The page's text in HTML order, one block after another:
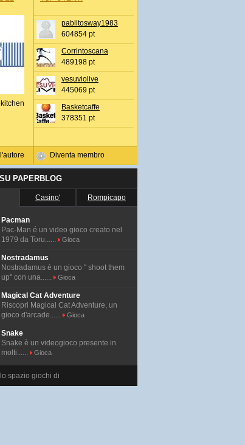
pablitosway1983
604854 pt
Corrintoscana
489198 pt
vesuviolive
445069 pt
Basketcaffe
378351 pt
Diventa membro
SU PAPERBLOG
Casino' Rompicapo
Pacman
Pac-Man é un video gioco creato nel
1979 da Toru......
Gioca
Nostradamus
Nostradamus è un gioco " shoot them
up" con una......
Gioca
Magical Cat Adventure
Riscopri Magical Cat Adventure, un
gioco d'arcade......
Gioca
Snake
Snake è un videogioco presente in
molti......
Gioca
spazio giochi di